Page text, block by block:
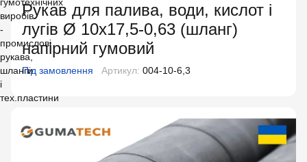
Рукав для палива, води, кислот і
лугів Ø 10х17,5-0,63 (шланг)
напірний гумовий
Під замовлення Артикул: 004-10-6,3